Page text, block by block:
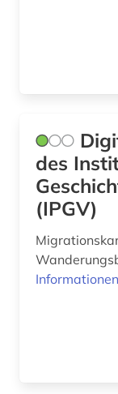
steuer (4)
teilhabe (1)
des
(IPGV)
Informationen